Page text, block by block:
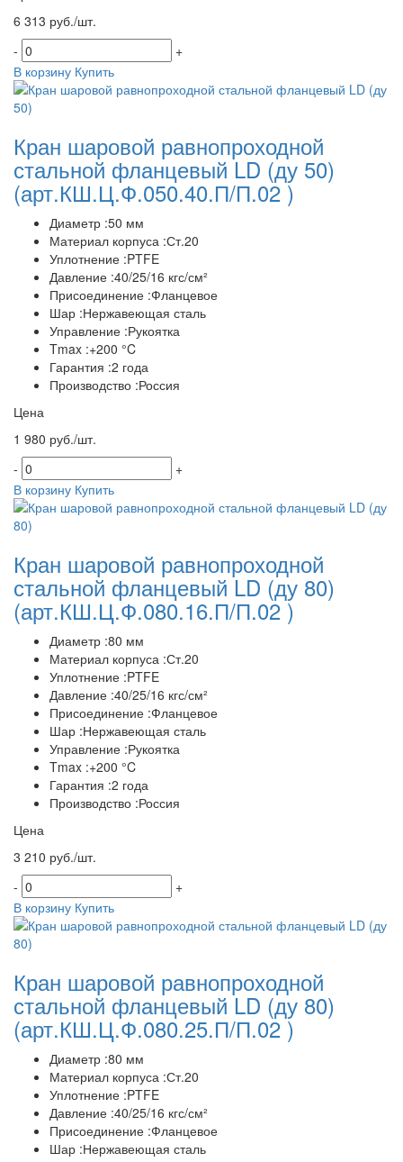
6 313 руб./шт.
-
+
В корзину Купить
Кран шаровой равнопроходной
стальной фланцевый LD (ду 50)
(арт.КШ.Ц.Ф.050.40.П/П.02 )
Диаметр :50 мм
Материал корпуса :Ст.20
Уплотнение :PTFE
Давление :40/25/16 кгс/см²
Присоединение :Фланцевое
Шар :Нержавеющая сталь
Управление :Рукоятка
Tmax :+200 °C
Гарантия :2 года
Производство :Россия
Цена
1 980 руб./шт.
-
+
В корзину Купить
Кран шаровой равнопроходной
стальной фланцевый LD (ду 80)
(арт.КШ.Ц.Ф.080.16.П/П.02 )
Диаметр :80 мм
Материал корпуса :Ст.20
Уплотнение :PTFE
Давление :40/25/16 кгс/см²
Присоединение :Фланцевое
Шар :Нержавеющая сталь
Управление :Рукоятка
Tmax :+200 °C
Гарантия :2 года
Производство :Россия
Цена
3 210 руб./шт.
-
+
В корзину Купить
Кран шаровой равнопроходной
стальной фланцевый LD (ду 80)
(арт.КШ.Ц.Ф.080.25.П/П.02 )
Диаметр :80 мм
Материал корпуса :Ст.20
Уплотнение :PTFE
Давление :40/25/16 кгс/см²
Присоединение :Фланцевое
Шар :Нержавеющая сталь